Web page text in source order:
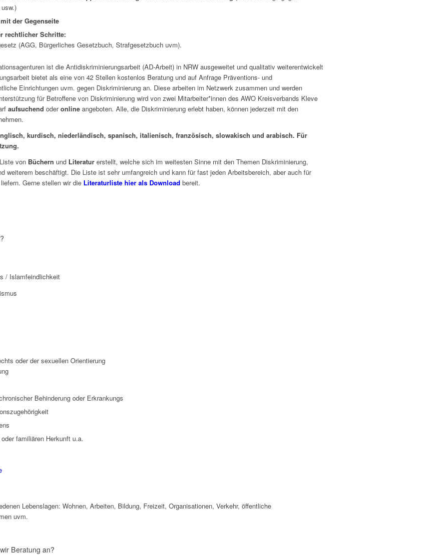
der Gegenseite
rechtlicher Schritte:
(AGG, Bürgerliches Gesetzbuch, Strafgesetzbuch uvm).
ist die Antidiskriminierungsarbeit (AD-Arbeit) in NRW ausgeweitet und qualitativ weiterentwickelt
bietet als eine von 42 Stellen kostenlos Beratung und auf Anfrage Präventions- und
Einrichtungen uvm. gegen Diskriminierung an. Diese arbeiten im Netzwerk zusammen und werden
für Betroffene von Diskriminierung wird von zwei Mitarbeiter*innen des AWO Kreisverbands Kleve
aufsuchend oderonline angeboten. Alle, die Diskriminierung erlebt haben, können jederzeit mit den
kurdisch, niederländisch, spanisch, italienisch, französisch, slowakisch und arabisch. Für
von Büchern und Literatur erstellt, welche sich im weitesten Sinne mit den Themen Diskriminierung,
weiterem beschäftigt. Die Liste ist sehr umfangreich und kann für fast jeden Arbeitsbereich, aber auch für
Gerne stellen wir die Literaturliste hier als Download bereit.
/ Islamfeindlichkeit
oder der sexuellen Orientierung
Behinderung oder Erkrankungs
familiären Herkunft u.a.
Lebenslagen: Wohnen, Arbeiten, Bildung, Freizeit, Organisationen, Verkehr, öffentliche
uvm.
Beratung an?